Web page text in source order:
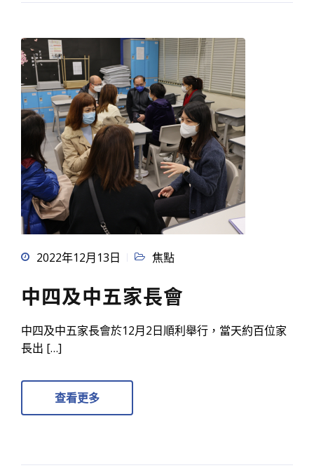
2022年12月13日 焦點
中四及中五家長會
中四及中五家長會於12月2日順利舉行，當天約百位家
長出 […]
查看更多